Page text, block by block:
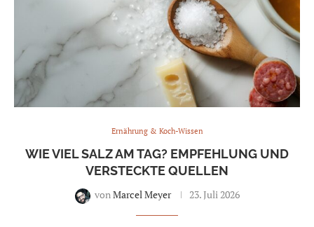
Ernährung & Koch-Wissen
WIE VIEL SALZ AM TAG? EMPFEHLUNG UND
VERSTECKTE QUELLEN
vonMarcel Meyer 23. Juli 2026